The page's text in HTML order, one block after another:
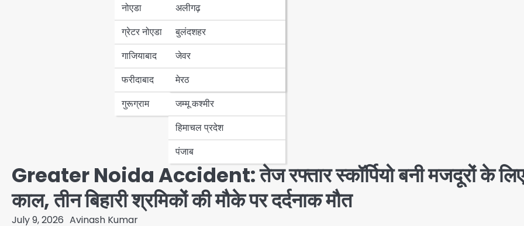
नोएडा
ग्रेटर नोएडा
गाजियाबाद
फरीदाबाद
गुरूग्राम
उत्तर प्रदेश
अलीगढ़
बुलंदशहर
जेवर
मेरठ
बिहार
पंजाब
हरियाणा
जम्मू कश्मीर
हिमाचल प्रदेश
पंजाब
Greater Noida Accident: तेज रफ्तार स्कॉर्पियो बनी मजदूरों के
काल, तीन बिहारी श्रमिकों की मौके पर दर्दनाक मौत
July 9, 2026 Avinash Kumar